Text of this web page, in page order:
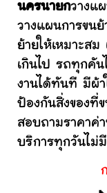
นครนายกวางแ
วางแผนการขนย้
ย้ายให้เหมาะสม
เกินไป รถทุกคัน
งานได้ทันที มีผ้
ป้องกันสิ่งของที่
สอบถามราคาค่
บริการทุกวันไม่